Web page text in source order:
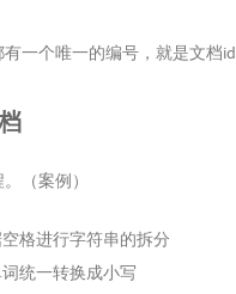
一个唯一的编号，就是文档id
（案例）
格进行字符串的拆分
统一转换成小写